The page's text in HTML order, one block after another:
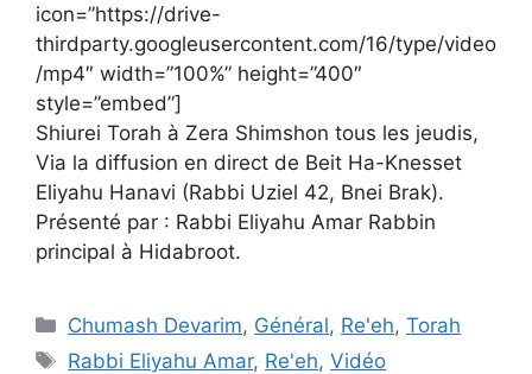
icon=”https://drive-
thirdparty.googleusercontent.com/16/type/video
/mp4″ width=”100%” height=”400″
style=”embed”]
Shiurei Torah à Zera Shimshon tous les jeudis,
Via la diffusion en direct de Beit Ha-Knesset
Eliyahu Hanavi (Rabbi Uziel 42, Bnei Brak).
Présenté par : Rabbi Eliyahu Amar Rabbin
principal à Hidabroot.
Chumash Devarim, Général, Re'eh,Torah
Rabbi Eliyahu Amar, Re'eh,Vidéo